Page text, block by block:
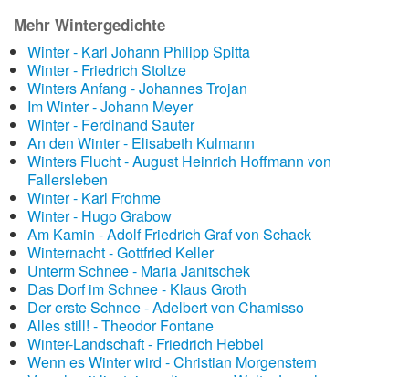
Mehr Wintergedichte
Winter - Karl Johann Philipp Spitta
Winter - Friedrich Stoltze
Winters Anfang - Johannes Trojan
Im Winter - Johann Meyer
Winter - Ferdinand Sauter
An den Winter - Elisabeth Kulmann
Winters Flucht - August Heinrich Hoffmann von
Fallersleben
Winter - Karl Frohme
Winter - Hugo Grabow
Am Kamin - Adolf Friedrich Graf von Schack
Winternacht - Gottfried Keller
Unterm Schnee - Maria Janitschek
Das Dorf im Schnee - Klaus Groth
Der erste Schnee - Adelbert von Chamisso
Alles still! - Theodor Fontane
Winter-Landschaft - Friedrich Hebbel
Wenn es Winter wird - Christian Morgenstern